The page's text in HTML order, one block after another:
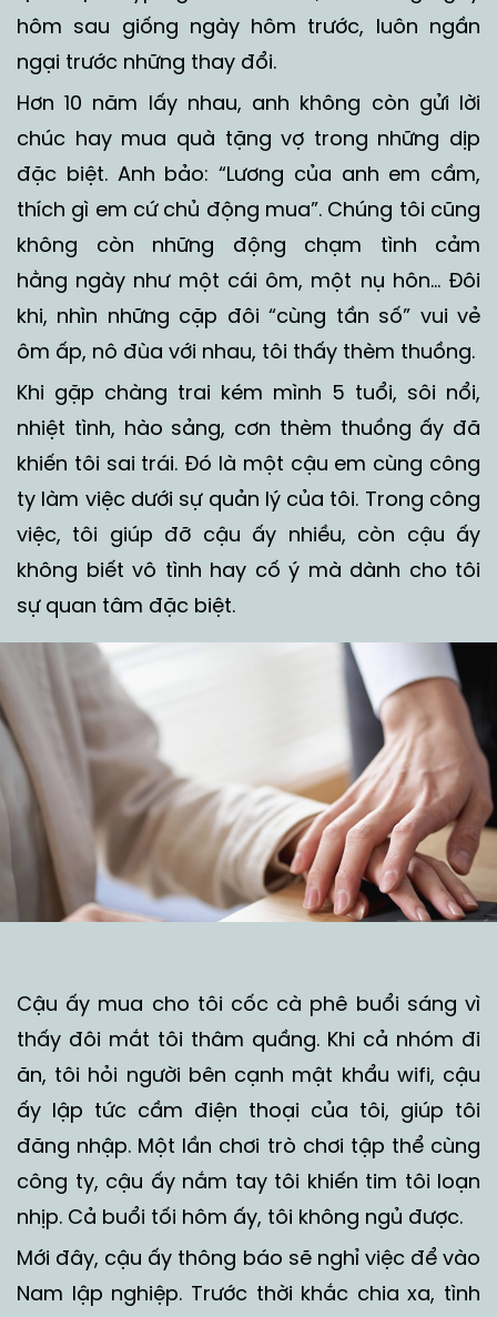
hôm sau giống ngày hôm trước, luôn ngần
ngại trước những thay đổi.
Hơn 10 năm lấy nhau, anh không còn gửi lời
chúc hay mua quà tặng vợ trong những dịp
đặc biệt. Anh bảo: “Lương của anh em cầm,
thích gì em cứ chủ động mua”. Chúng tôi cũng
không còn những động chạm tình cảm
hằng ngày như một cái ôm, một nụ hôn… Đôi
khi, nhìn những cặp đôi “cùng tần số” vui vẻ
ôm ấp, nô đùa với nhau, tôi thấy thèm thuồng.
Khi gặp chàng trai kém mình 5 tuổi, sôi nổi,
nhiệt tình, hào sảng, cơn thèm thuồng ấy đã
khiến tôi sai trái. Đó là một cậu em cùng công
ty làm việc dưới sự quản lý của tôi. Trong công
việc, tôi giúp đỡ cậu ấy nhiều, còn cậu ấy
không biết vô tình hay cố ý mà dành cho tôi
sự quan tâm đặc biệt.
Cậu ấy mua cho tôi cốc cà phê buổi sáng vì
thấy đôi mắt tôi thâm quầng. Khi cả nhóm đi
ăn, tôi hỏi người bên cạnh mật khẩu wifi, cậu
ấy lập tức cầm điện thoại của tôi, giúp tôi
đăng nhập. Một lần chơi trò chơi tập thể cùng
công ty, cậu ấy nắm tay tôi khiến tim tôi loạn
nhịp. Cả buổi tối hôm ấy, tôi không ngủ được.
Mới đây, cậu ấy thông báo sẽ nghỉ việc để vào
Nam lập nghiệp. Trước thời khắc chia xa, tình